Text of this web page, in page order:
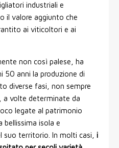
industriali e
il valore aggiunto che
ai viticoltori e ai
non così palese, ha
50 anni la produzione di
diverse fasi, non sempre
a volte determinate da
legate al patrimonio
bellissima isola e
suo territorio. In molti casi, i